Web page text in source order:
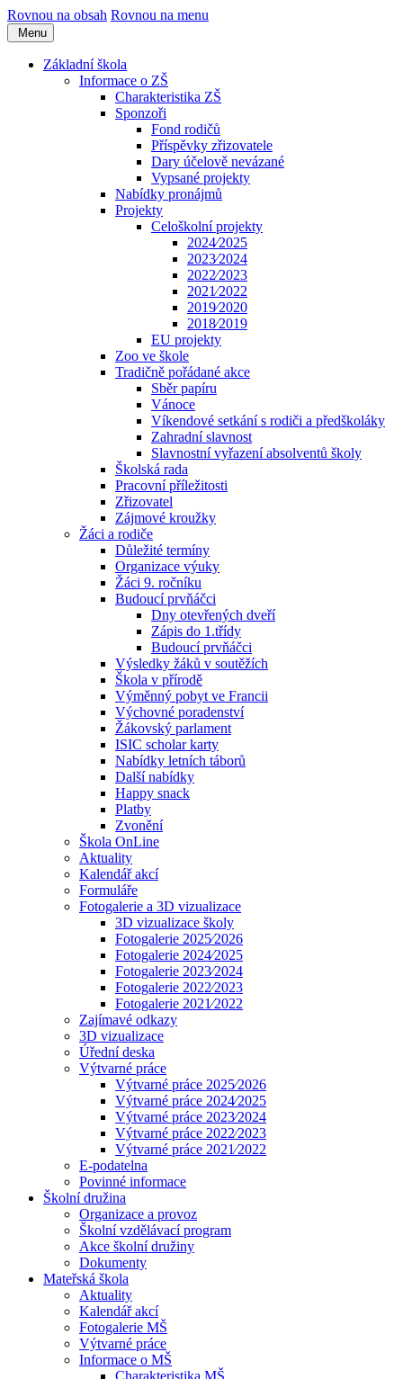
Rovnou na obsah Rovnou na menu
Menu
Základní škola
Informace o ZŠ
Charakteristika ZŠ
Sponzoři
Fond rodičů
Příspěvky zřizovatele
Dary účelově nevázané
Vypsané projekty
Nabídky pronájmů
Projekty
Celoškolní projekty
2024⁄2025
2023⁄2024
2022⁄2023
2021⁄2022
2019⁄2020
2018⁄2019
EU projekty
Zoo ve škole
Tradičně pořádané akce
Sběr papíru
Vánoce
Víkendové setkání s rodiči a předškoláky
Zahradní slavnost
Slavnostní vyřazení absolventů školy
Školská rada
Pracovní příležitosti
Zřizovatel
Zájmové kroužky
Žáci a rodiče
Důležité termíny
Organizace výuky
Žáci 9. ročníku
Budoucí prvňáčci
Dny otevřených dveří
Zápis do 1.třídy
Budoucí prvňáčci
Výsledky žáků v soutěžích
Škola v přírodě
Výměnný pobyt ve Francii
Výchovné poradenství
Žákovský parlament
ISIC scholar karty
Nabídky letních táborů
Další nabídky
Happy snack
Platby
Zvonění
Škola OnLine
Aktuality
Kalendář akcí
Formuláře
Fotogalerie a 3D vizualizace
3D vizualizace školy
Fotogalerie 2025⁄2026
Fotogalerie 2024⁄2025
Fotogalerie 2023⁄2024
Fotogalerie 2022⁄2023
Fotogalerie 2021⁄2022
Zajímavé odkazy
3D vizualizace
Úřední deska
Výtvarné práce
Výtvarné práce 2025⁄2026
Výtvarné práce 2024⁄2025
Výtvarné práce 2023⁄2024
Výtvarné práce 2022⁄2023
Výtvarné práce 2021⁄2022
E-podatelna
Povinné informace
Školní družina
Organizace a provoz
Školní vzdělávací program
Akce školní družiny
Dokumenty
Mateřská škola
Aktuality
Kalendář akcí
Fotogalerie MŠ
Výtvarné práce
Informace o MŠ
Charakteristika MŠ